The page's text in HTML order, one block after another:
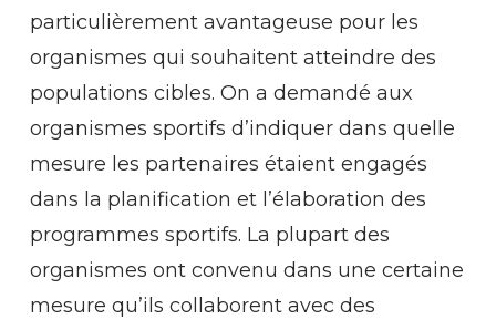
particulièrement avantageuse pour les
organismes qui souhaitent atteindre des
populations cibles. On a demandé aux
organismes sportifs d’indiquer dans quelle
mesure les partenaires étaient engagés
dans la planification et l’élaboration des
programmes sportifs. La plupart des
organismes ont convenu dans une certaine
mesure qu’ils collaborent avec des